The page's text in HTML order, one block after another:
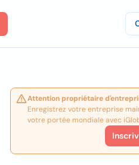
Attention propriétaire
Enregistrez votre entreprise
votre portée mondiale avec